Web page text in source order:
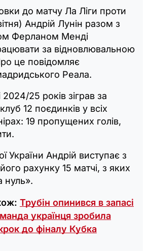
до матчу Ла Ліги проти
Андрій Лунін разом з
Ферланом Менді
за відновлювальною
це повідомляє
Реала.
2024/25 років зіграв за
12 поєдинків у всіх
19 пропущених голів,
України Андрій виступає з
рахунку 15 матчі, з яких
нуль».
Трубін опинився в запасі
українця зробила
до фіналу Кубка